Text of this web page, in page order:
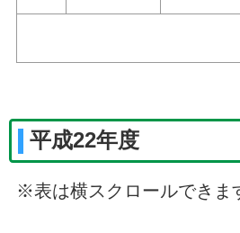
平成22年度
※表は横スクロールできま